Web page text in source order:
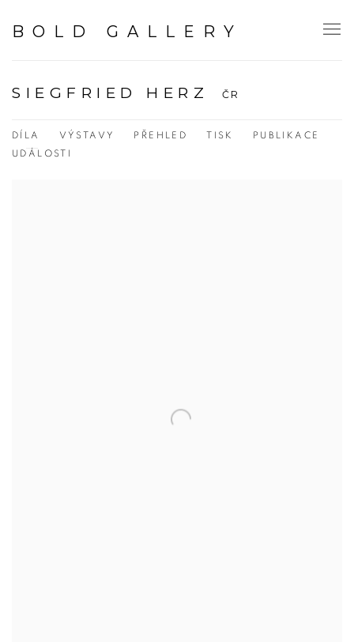
BOLD GALLERY
SIEGFRIED HERZ ČR
DÍLA VÝSTAVY PŘEHLED TISK
PUBLIKACE
UDÁLOSTI